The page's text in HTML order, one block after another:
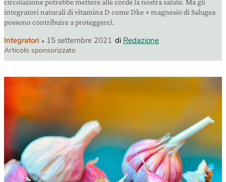
circolazione potrebbe mettere alle corde la nostra salute. Ma gli
integratori naturali di vitamina D come Dke + magnesio di Salugea
possono contribuire a proteggerci.
Integratori 15 settembre 2021 di Redazione
Articolo sponsorizzato